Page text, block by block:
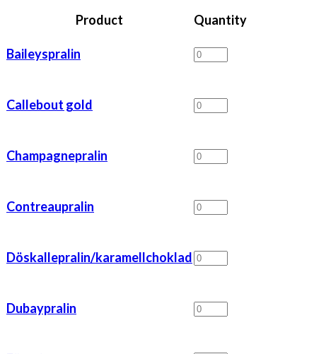
Product
Quantity
Baileyspralin
Baileyspralin
Callebout gold
Callebout
Champagnepralin
Champagnepralin
Contreaupralin
Contreaupralin
Döskallepralin/karamellchokladDöskallepralin/
Dubaypralin
Dubaypralin